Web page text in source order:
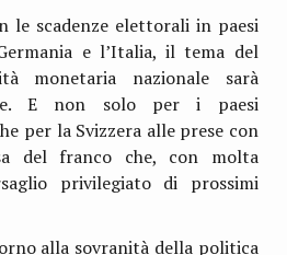
le scadenze elettorali in paesi
e l’Italia, il tema del
monetaria nazionale sarà
E non solo per i paesi
per la Svizzera alle prese con
del franco che, con molta
privilegiato di prossimi
alla sovranità della politica